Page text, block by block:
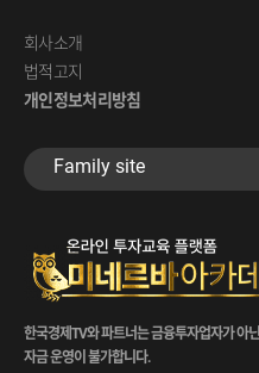
회사소개
법적고지
개인정보처리방침
Familysite
한국경제TV와파트너는금융투자업자가아
자금운영이불가합니다.